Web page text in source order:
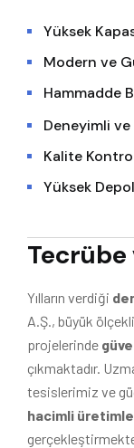
Yüksek
Modern ve
Hammadde
Deneyimli
Kalite
Yüksek
Yılların verdiği
A.Ş., büyük
projelerinde
çıkmaktadır.
tesislerimiz ve
hacimli